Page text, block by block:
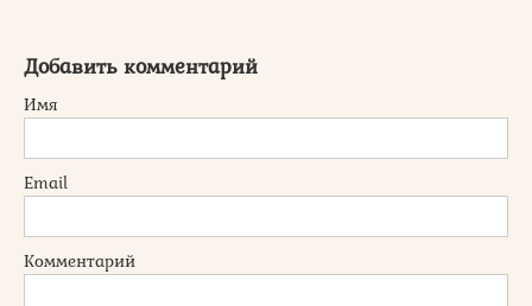
Добавить комментарий
Имя
Email
Комментарий